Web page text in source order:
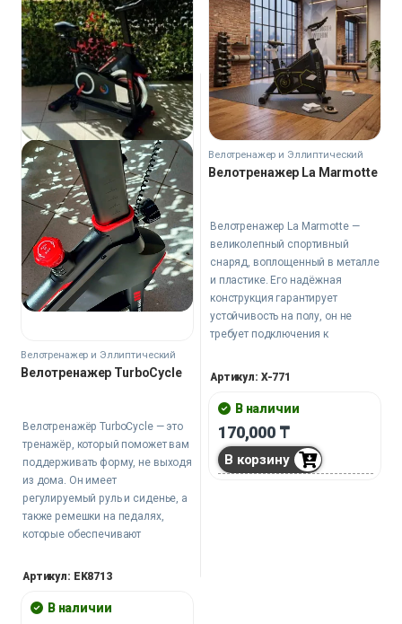
Велотренажер и Эллиптический
тренажер
Велотренажер TurboCycle
Велотренажёр TurboCycle — это
тренажёр, который поможет вам
поддерживать форму, не выходя
из дома. Он имеет
регулируемый руль и сиденье, а
также ремешки на педалях,
которые обеспечивают
отображает важную
пройденную дистанцию и
Артикул: EK8713
В наличии
Велотренажер и Эллиптический
тренажер
Велотренажер La Marmotte
Велотренажер La Marmotte —
великолепный спортивный
снаряд, воплощенный в металле
и пластике. Его надёжная
конструкция гарантирует
устойчивость на полу, он не
требует подключения к
идеальным выбором для
Артикул: X-771
В наличии
170,000 ₸
В корзину